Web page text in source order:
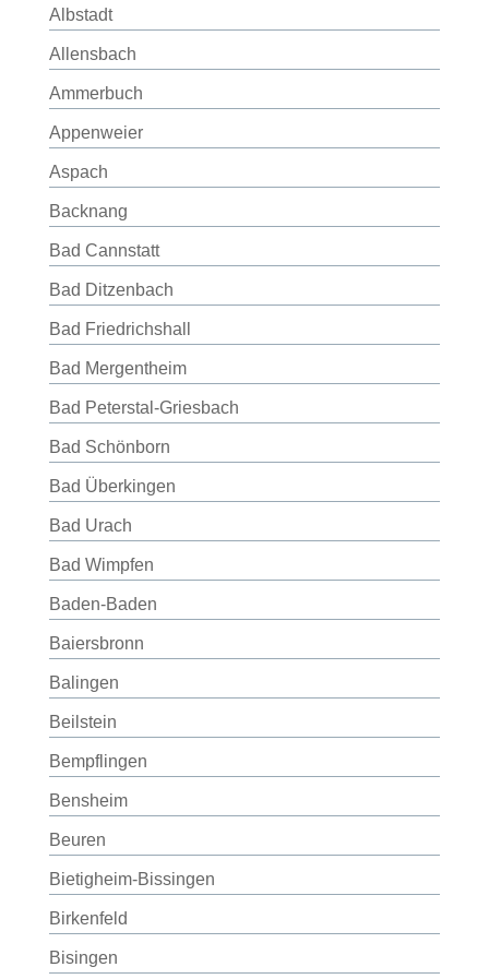
Albstadt
Allensbach
Ammerbuch
Appenweier
Aspach
Backnang
Bad Cannstatt
Bad Ditzenbach
Bad Friedrichshall
Bad Mergentheim
Bad Peterstal-Griesbach
Bad Schönborn
Bad Überkingen
Bad Urach
Bad Wimpfen
Baden-Baden
Baiersbronn
Balingen
Beilstein
Bempflingen
Bensheim
Beuren
Bietigheim-Bissingen
Birkenfeld
Bisingen